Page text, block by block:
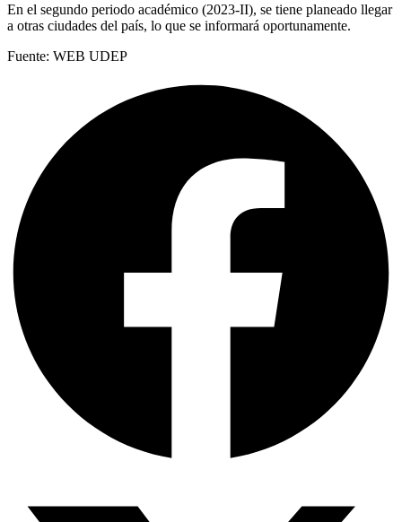
En el segundo periodo académico (2023-II), se tiene planeado llegar
a otras ciudades del país, lo que se informará oportunamente.
Fuente: WEB UDEP